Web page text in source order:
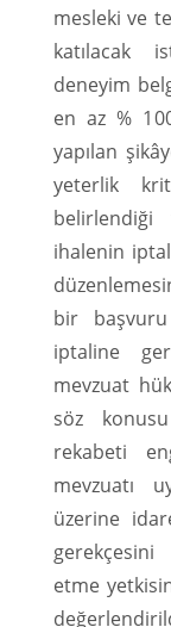
mesleki ve
katılacak
deneyim
en az %
yapılan
yeterlik
belirlendiği
ihalenin
bir
iptaline
mevzuat
söz konusu
rekabeti
mevzuatı
üzerine
etme